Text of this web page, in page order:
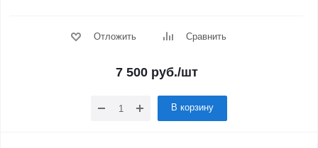
Отложить Сравнить
7 500руб./шт
В корзину